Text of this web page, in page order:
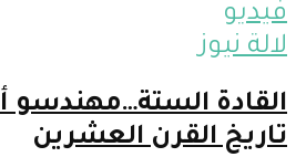
فيديو
لالة نيوز
القادة الستة…مهندسو
تاريخ القرن العشرين